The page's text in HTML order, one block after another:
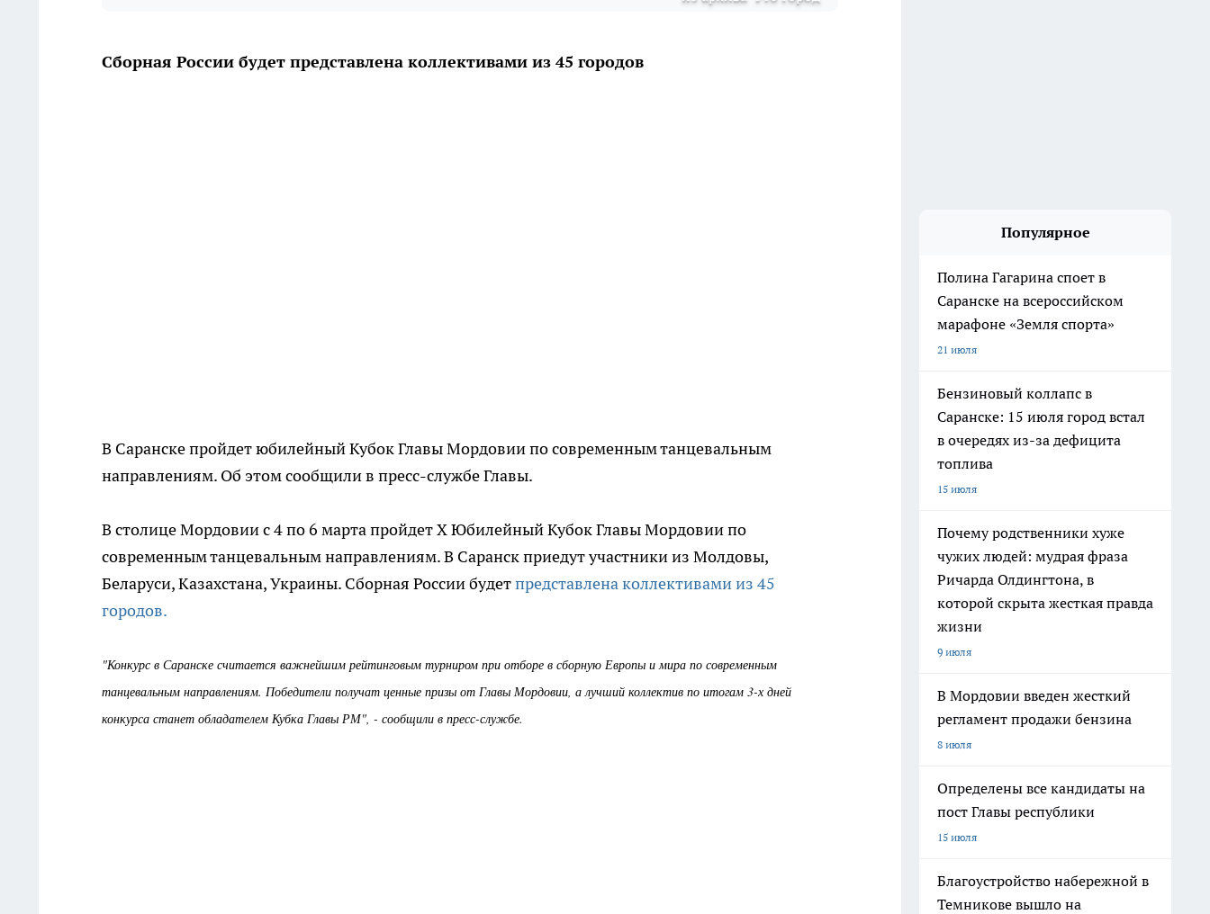
Сборная России будет представлена коллективами из 45 городов
В Саранске пройдет юбилейный Кубок Главы Мордовии по современным танцевальным
направлениям. Об этом сообщили в пресс-службе Главы.
В столице Мордовии с 4 по 6 марта пройдет X Юбилейный Кубок Главы Мордовии по
современным танцевальным направлениям. В Саранск приедут участники из Молдовы,
Беларуси, Казахстана, Украины. Сборная России будетпредставлена коллективами из 45
городов.
"Конкурс в Саранске считается важнейшим рейтинговым турниром при отборе в сборную Европы и мира по современным
танцевальным направлениям. Победители получат ценные призы от Главы Мордовии, а лучший коллектив по итогам 3-х дней
конкурса станет обладателем Кубка Главы РМ", - сообщили в пресс-службе.
Популярное
Полина Гагарина споет в
Саранске на всероссийском
марафоне «Земля спорта»
21 июля
Бензиновый коллапс в
Саранске: 15 июля город встал
в очередях из-за дефицита
топлива
15 июля
Почему родственники хуже
чужих людей: мудрая фраза
Ричарда Олдингтона, в
которой скрыта жесткая правда
жизни
9 июля
В Мордовии введен жесткий
регламент продажи бензина
8 июля
Определены все кандидаты на
пост Главы республики
15 июля
Благоустройство набережной в
Темникове вышло на